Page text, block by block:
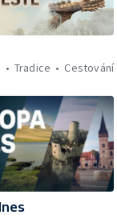
Tradice Cestování